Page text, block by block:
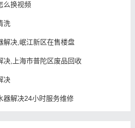
么换视频
洗
解决,岷江新区在售楼盘
决,上海市普陀区废品回收
决
器解决24小时服务维修